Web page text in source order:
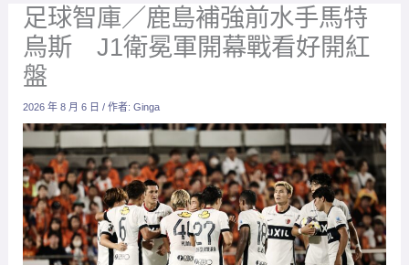
足球智庫／鹿島補強前水手馬特
烏斯 J1衛冕軍開幕戰看好開紅
盤
2026 年 8 月 6 日/ 作者:Ginga